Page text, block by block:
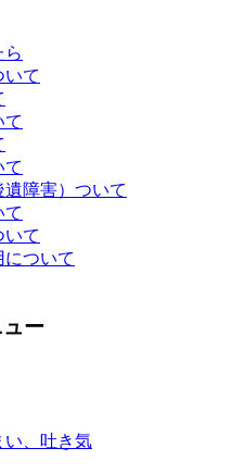
ら
いて
て
て
障害）ついて
て
いて
ついて
ー
い、吐き気